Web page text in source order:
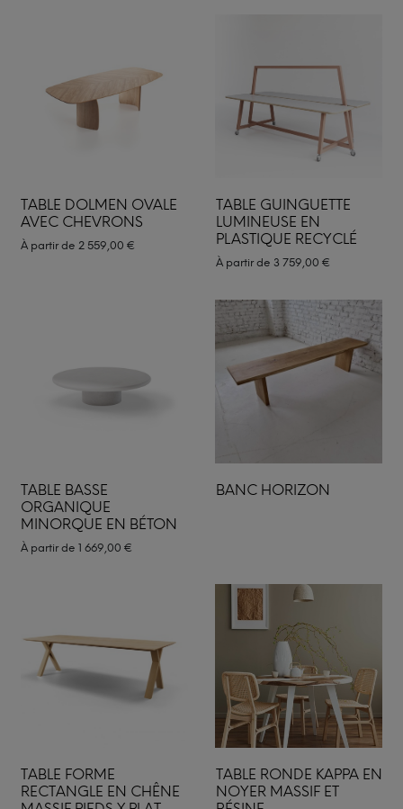
TABLE DOLMEN OVALE
AVEC CHEVRONS
À partir de 2 559,00 €
TABLE GUINGUETTE
LUMINEUSE EN
PLASTIQUE RECYCLÉ
À partir de 3 759,00 €
TABLE BASSE
ORGANIQUE
MINORQUE EN BÉTON
À partir de 1 669,00 €
BANC HORIZON
TABLE FORME
RECTANGLE EN CHÊNE
TABLE RONDE KAPPA EN
NOYER MASSIF ET